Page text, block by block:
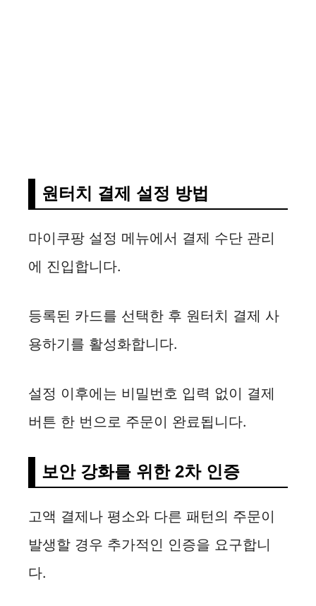
원터치 결제 설정 방법
마이쿠팡 설정 메뉴에서 결제 수단 관리
에 진입합니다.
등록된 카드를 선택한 후 원터치 결제 사
용하기를 활성화합니다.
설정 이후에는 비밀번호 입력 없이 결제
버튼 한 번으로 주문이 완료됩니다.
보안 강화를 위한 2차 인증
고액 결제나 평소와 다른 패턴의 주문이
발생할 경우 추가적인 인증을 요구합니
다.